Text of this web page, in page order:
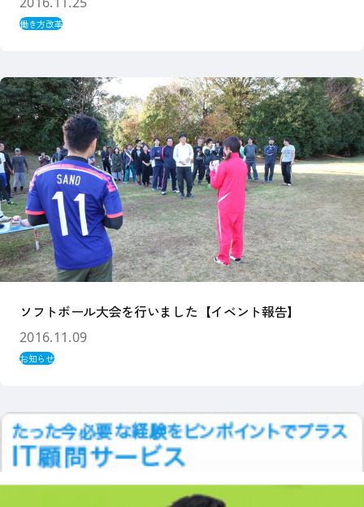
働き方改革
ソフトボール大会を行いました【イベント報告】
2016.11.09
お知らせ